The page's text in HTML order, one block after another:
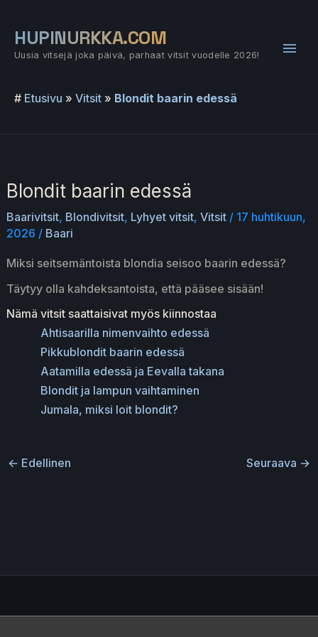
sisältöön
HUPINURKKA.COM
Uusia vitsejä joka päivä, parhaat vitsit vuodelle 2026!
# Etusivu » Vitsit » Blondit baarin edessä
Blondit baarin edessä
Baarivitsit, Blondivitsit, Lyhyet vitsit, Vitsit/ 17 huhtikuun,
2026 / Baari
Miksi seitsemäntoista blondia seisoo baarin edessä?
Täytyy olla kahdeksantoista, että pääsee sisään!
Nämä vitsit saattaisivat myös kiinnostaa
Ahtisaarilla nimenvaihto edessä
Pikkublondit baarin edessä
Aatamilla edessä ja Eevalla takana
Blondit ja lampun vaihtaminen
Jumala, miksi loit blondit?
← Edellinen Seuraava →